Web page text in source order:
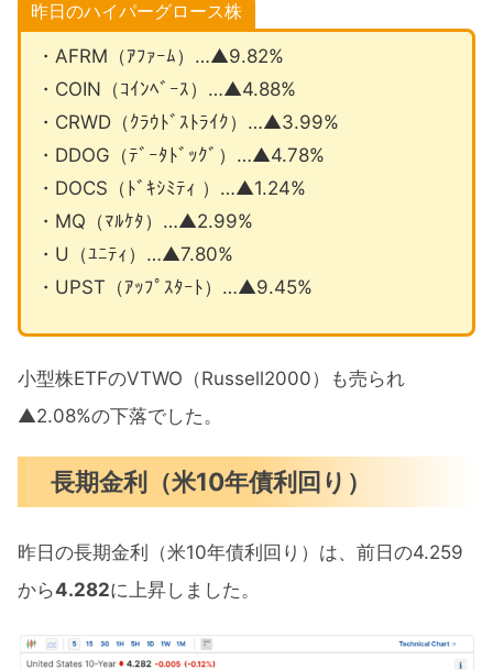
昨日のハイパーグロース株
・AFRM（ｱﾌｧｰﾑ）…▲9.82%
・COIN（ｺｲﾝﾍﾞｰｽ）…▲4.88%
・CRWD（ｸﾗｳﾄﾞｽﾄﾗｲｸ）…▲3.99%
・DDOG（ﾃﾞｰﾀﾄﾞｯｸﾞ）…▲4.78%
・DOCS（ﾄﾞｷｼﾐﾃｨ ）…▲1.24%
・MQ（ﾏﾙｹﾀ）…▲2.99%
・U（ﾕﾆﾃｨ）…▲7.80%
・UPST（ｱｯﾌﾟｽﾀｰﾄ）…▲9.45%
小型株ETFのVTWO（Russell2000）も売られ
▲2.08%の下落でした。
長期金利（米10年債利回り）
昨日の長期金利（米10年債利回り）は、前日の4.259
から4.282に上昇しました。